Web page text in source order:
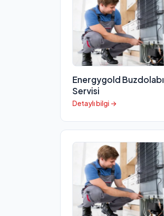
Energygold Buzdolabı
Servisi
Detaylı bilgi →